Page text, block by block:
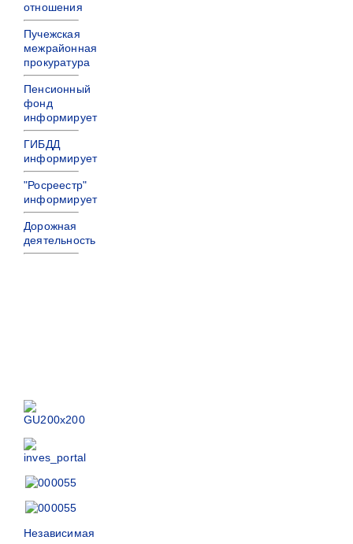
отношения
Пучежская
межрайонная
прокуратура
Пенсионный
фонд
информирует
ГИБДД
информирует
"Росреестр"
информирует
Дорожная
деятельность
Независимая